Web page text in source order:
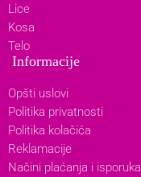
Lice
Kosa
Telo
Informacije
Opšti uslovi
Politika privatnosti
Politika kolačića
Reklamacije
Načini plaćanja i isporuka